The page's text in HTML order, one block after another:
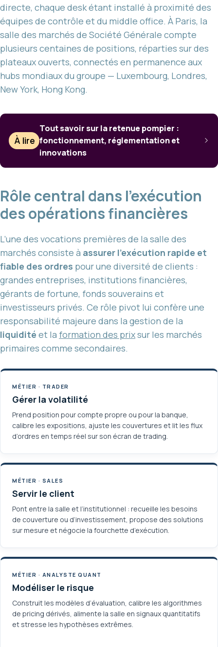
directe, chaque desk étant installé à proximité des
équipes de contrôle et du middle office. À Paris, la
salle des marchés de Société Générale compte
plusieurs centaines de positions, réparties sur des
plateaux ouverts, connectés en permanence aux
hubs mondiaux du groupe — Luxembourg, Londres,
New York, Hong Kong.
À lire
Tout savoir sur la retenue pompier :
fonctionnement, réglementation et
innovations
Rôle central dans l’exécution
des opérations financières
L’une des vocations premières de la salle des
marchés consiste à assurer l’exécution rapide et
fiable des ordres pour une diversité de clients :
grandes entreprises, institutions financières,
gérants de fortune, fonds souverains et
investisseurs privés. Ce rôle pivot lui confère une
responsabilité majeure dans la gestion de la
liquidité et la formation des prixsur les marchés
primaires comme secondaires.
MÉTIER · TRADER
Gérer la volatilité
Prend position pour compte propre ou pour la banque,
calibre les expositions, ajuste les couvertures et lit les flux
d’ordres en temps réel sur son écran de trading.
MÉTIER · SALES
Servir le client
Pont entre la salle et l’institutionnel : recueille les besoins
de couverture ou d’investissement, propose des solutions
sur mesure et négocie la fourchette d’exécution.
MÉTIER · ANALYSTE QUANT
Modéliser le risque
Construit les modèles d’évaluation, calibre les algorithmes
de pricing dérivés, alimente la salle en signaux quantitatifs
et stresse les hypothèses extrêmes.